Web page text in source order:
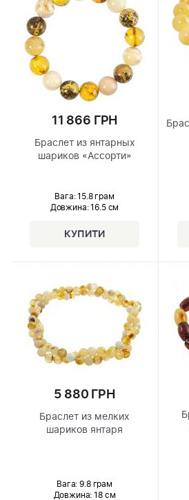
11 866 ГРН
Браслет из янтарных
шариков «Ассорти»
Вага: 15.8 грам
Довжина:16.5 см
5 880 ГРН
Браслет из мелких
шариков янтаря
Вага: 9.8 грам
Довжина: 18 см